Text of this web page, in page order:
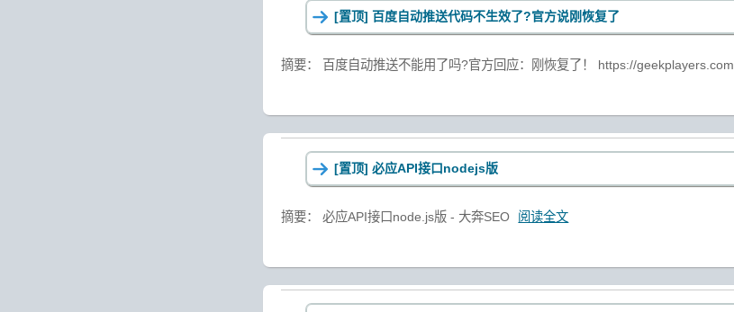
[置顶] 百度自动推送代码不生效了?官方说刚恢复了
摘要： 百度自动推送不能用了吗?官方回应：刚恢复了！ https://geekplayers.com
[置顶] 必应API接口nodejs版
摘要： 必应API接口node.js版 - 大奔SEO 阅读全文